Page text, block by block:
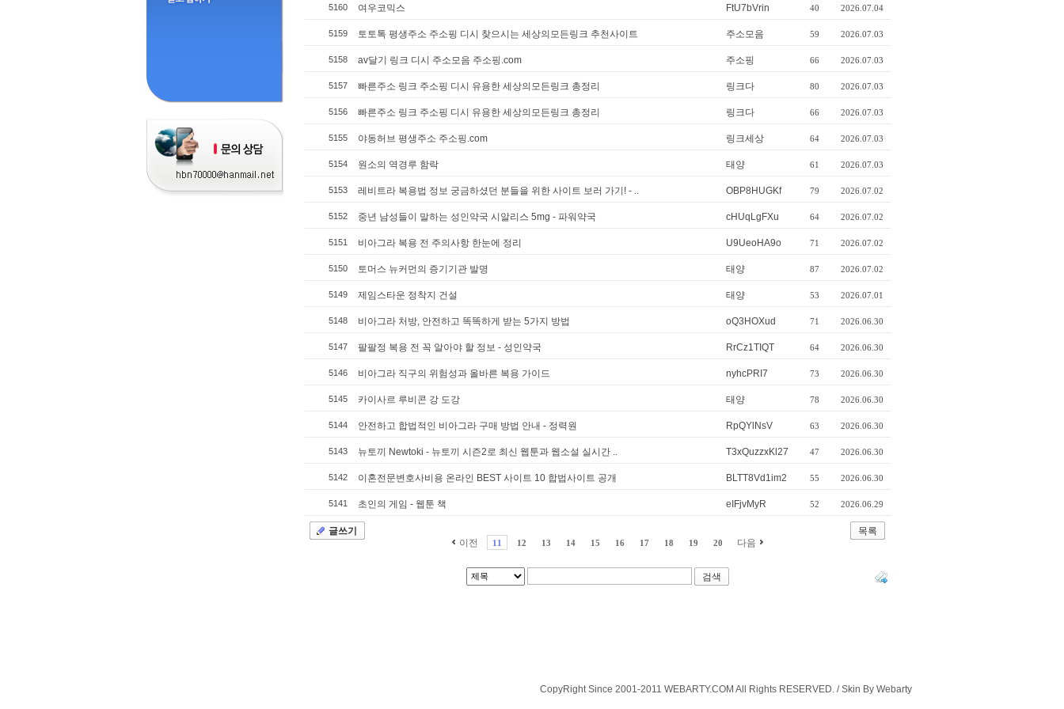
5160 여우코믹스 FtU7bVrin 40 2026.07.04
5159 토토톡 평생주소 주소핑 디시 찾으시는 세상의모든링크 추천사이트 주소모음 59 2026.07.03
5158 av달기 링크 디시 주소모음 주소핑.com 주소핑 66 2026.07.03
5157 빠른주소 링크 주소핑 디시 유용한 세상의모든링크 총정리 링크다 80 2026.07.03
5156 빠른주소 링크 주소핑 디시 유용한 세상의모든링크 총정리 링크다 66 2026.07.03
5155 야동허브 평생주소 주소핑.com 링크세상 64 2026.07.03
5154 원소의 역경루 함락 태양 61 2026.07.03
5153 레비트라 복용법 정보 궁금하셨던 분들을 위한 사이트 보러 가기! - .. OBP8HUGKf 79 2026.07.02
5152 중년 남성들이 말하는 성인약국 시알리스 5mg - 파워약국 cHUqLgFXu 64 2026.07.02
5151 비아그라 복용 전 주의사항 한눈에 정리 U9UeoHA9o 71 2026.07.02
5150 토머스 뉴커먼의 증기기관 발명 태양 87 2026.07.02
5149 제임스타운 정착지 건설 태양 53 2026.07.01
5148 비아그라 처방, 안전하고 똑똑하게 받는 5가지 방법 oQ3HOXud 71 2026.06.30
5147 팔팔정 복용 전 꼭 알아야 할 정보 - 성인약국 RrCz1TIQT 64 2026.06.30
5146 비아그라 직구의 위험성과 올바른 복용 가이드 nyhcPRI7 73 2026.06.30
5145 카이사르 루비콘 강 도강 태양 78 2026.06.30
5144 안전하고 합법적인 비아그라 구매 방법 안내 - 정력원 RpQYlNsV 63 2026.06.30
5143 뉴토끼 Newtoki - 뉴토끼 시즌2로 최신 웹툰과 웹소설 실시간 .. T3xQuzzxKl27 47 2026.06.30
5142 이혼전문변호사비용 온라인 BEST 사이트 10 합법사이트 공개 BLTT8Vd1im2 55 2026.06.30
5141 초인의 게임 - 웹툰 책 eIFjvMyR 52 2026.06.29
글쓰기
목록
이전
11 12 13 14 15 16 17 18 19 20 다음
CopyRight Since 2001-2011 WEBARTY.COM All Rights RESERVED. / Skin By Webarty